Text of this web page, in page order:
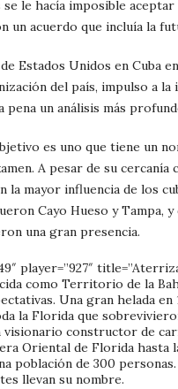
le hacía imposible
un acuerdo que incluía la
Estados Unidos en Cuba
del país, impulso a
pena un análisis más
es uno que tiene un
A pesar de su
la mayor influencia de los
Cayo Hueso y Tampa,
una gran presencia.
player=”927″
como Territorio de la
Una gran helada
la Florida que
visionario constructor de
Oriental de Florida hasta
población de 300
llevan su nombre.